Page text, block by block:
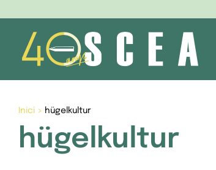
content
Inici> hügelkultur
hügelkultur